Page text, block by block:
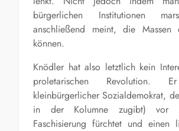
bürgerlichen Institutionen
anschließend meint, die Massen
können.
Knödler hat also letztlich kein
proletarischen
kleinbürgerlicher Sozialdemokrat,
in der Kolumne zugibt) vor
Faschisierung fürchtet und einen